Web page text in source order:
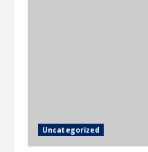
Uncategorized